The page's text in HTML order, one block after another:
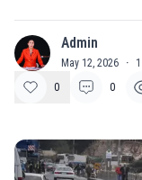
A Admin
May 12, 2026 · 1
0
0